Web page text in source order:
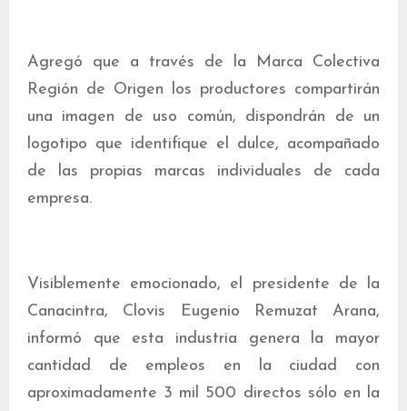
Agregó que a través de la Marca Colectiva
Región de Origen los productores compartirán
una imagen de uso común, dispondrán de un
logotipo que identifique el dulce, acompañado
de las propias marcas individuales de cada
empresa.
Visiblemente emocionado, el presidente de la
Canacintra, Clovis Eugenio Remuzat Arana,
informó que esta industria genera la mayor
cantidad de empleos en la ciudad con
aproximadamente 3 mil 500 directos sólo en la